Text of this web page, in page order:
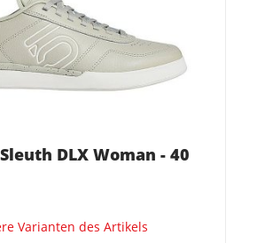
DLX Woman - 40
Varianten des Artikels